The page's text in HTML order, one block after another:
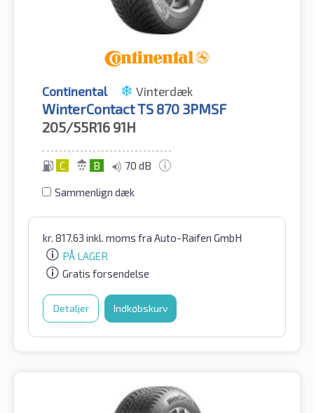
Continental Vinterdæk
WinterContact TS 870 3PMSF
205/55R16 91H
C B 70 dB
Sammenlign dæk
kr. 817.63 inkl. moms fra Auto-Raifen GmbH
PÅ LAGER
Gratis forsendelse
Detaljer Indkøbskurv